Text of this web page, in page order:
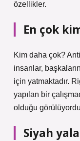
özellikler.
En çok
Kim daha çok?
insanlar,
için yatmaktadır.
yapılan bir
olduğu
Siyah